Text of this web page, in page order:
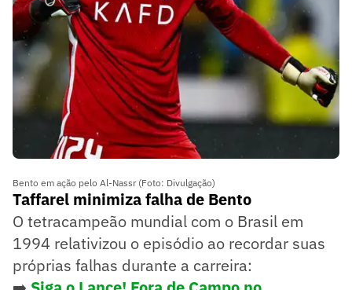
Bento em ação pelo Al-Nassr (Foto: Divulgação)
Taffarel minimiza falha de Bento
O tetracampeão mundial com o Brasil em
1994 relativizou o episódio ao recordar suas
próprias falhas durante a carreira: